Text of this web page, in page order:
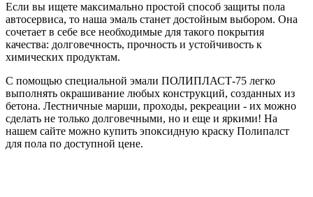
Если вы ищете максимально простой способ защиты пола
автосервиса, то наша эмаль станет достойным выбором. Она
сочетает в себе все необходимые для такого покрытия
качества: долговечность, прочность и устойчивость к
химических продуктам.
С помощью специальной эмали ПОЛИПЛАСТ-75 легко
выполнять окрашивание любых конструкций, созданных из
бетона. Лестничные марши, проходы, рекреации - их можно
сделать не только долговечными, но и еще и яркими! На
нашем сайте можно купить эпоксидную краску Полипалст
для пола по доступной цене.